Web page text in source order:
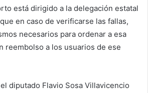
está dirigido a la delegación estatal
en caso de verificarse las fallas,
necesarios para ordenar a esa
reembolso a los usuarios de ese
diputado Flavio Sosa Villavicencio